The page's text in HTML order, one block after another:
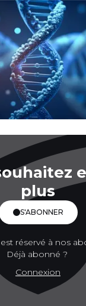
plus
S'ABONNER
réservé à nos
Déjà abonné ?
Connexion